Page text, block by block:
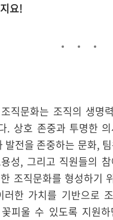
요!
직문화는 조직의 생명
. 상호 존중과 투명한
발전을 존중하는 문화,
성, 그리고 직원들의
조직문화를 형성하기
러한 가치를 기반으로
피울 수 있도록 지원